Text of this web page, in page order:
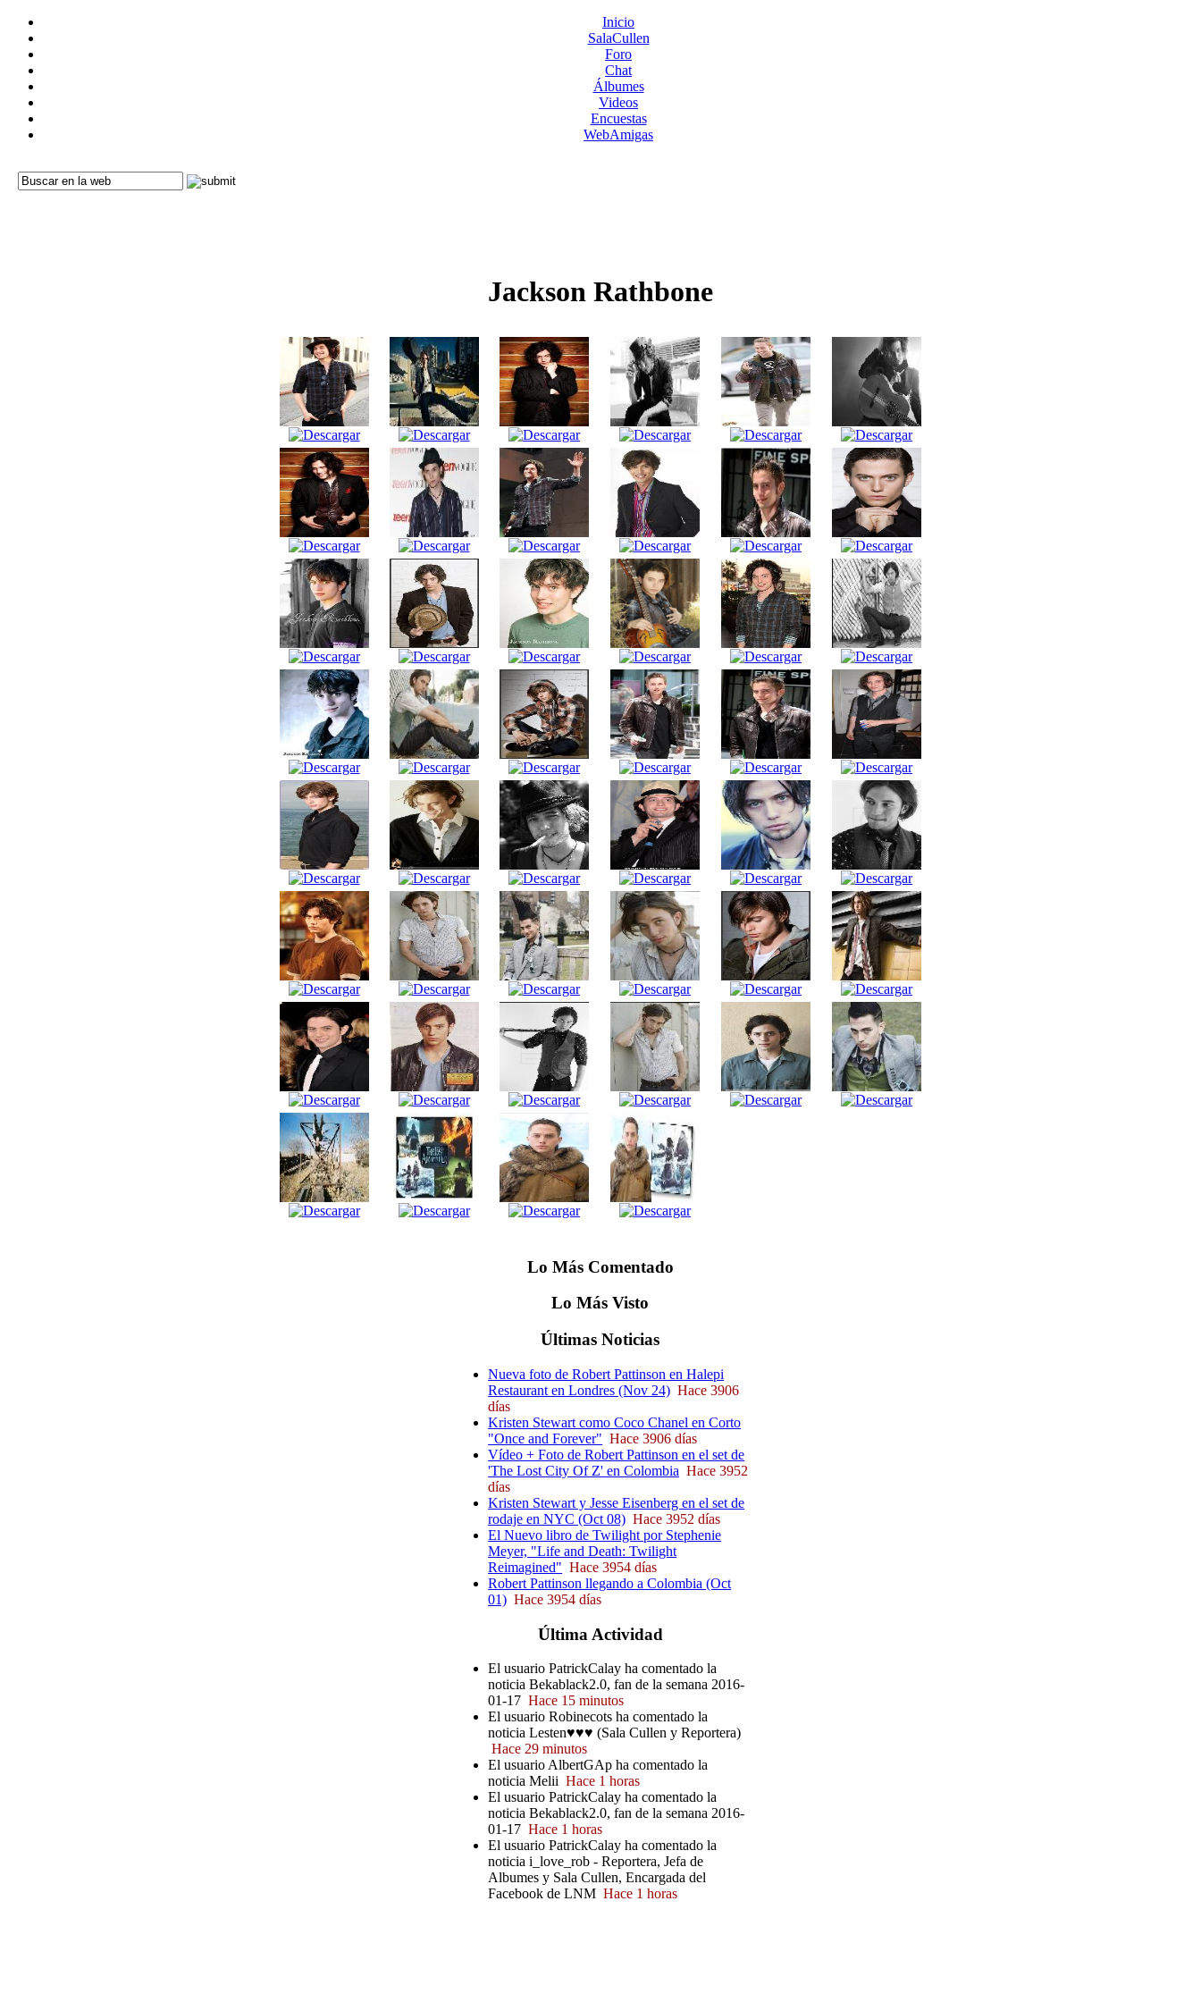
Inicio
SalaCullen
Foro
Chat
Álbumes
Videos
Encuestas
WebAmigas
Jackson Rathbone
Lo MásComentado
LoMás Visto
Últimas Noticias
Nueva foto de Robert Pattinson en Halepi
Restaurant en Londres (Nov 24) Hace 3906
días
Kristen Stewart como Coco Chanel en Corto
"Once and Forever" Hace 3906 días
Vídeo + Foto de Robert Pattinson en el set de
'The Lost City Of Z' en Colombia Hace 3952
días
Kristen Stewart y Jesse Eisenberg en el set de
rodaje en NYC (Oct 08) Hace 3952 días
El Nuevo libro de Twilight por Stephenie
Meyer, "Life and Death: Twilight
Reimagined" Hace 3954 días
Robert Pattinson llegando a Colombia (Oct
01) Hace 3954 días
Última Actividad
El usuario PatrickCalay ha comentado la
noticia Bekablack2.0, fan de la semana 2016-
01-17 Hace 15 minutos
El usuario Robinecots ha comentado la
noticia Lesten♥♥♥ (Sala Cullen y Reportera)
Hace 29 minutos
El usuario AlbertGAp ha comentado la
noticia Melii Hace 1 horas
El usuario PatrickCalay ha comentado la
noticia Bekablack2.0, fan de la semana 2016-
01-17 Hace 1 horas
El usuario PatrickCalay ha comentado la
noticia i_love_rob - Reportera, Jefa de
Albumes y Sala Cullen, Encargada del
Facebook de LNM Hace 1 horas